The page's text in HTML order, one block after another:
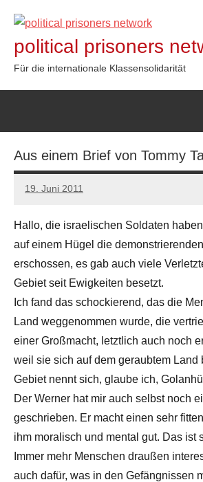
Inhalt
springen
political prisoners
Für die internationale Klassensolidarität
Aus einem Brief von Tommy
19. Juni 2011
admin
Hallo, die israelischen Soldaten
auf einem Hügel die
erschossen, es gab auch viele
Gebiet seit Ewigkeiten besetzt.
Ich fand das schockierend, das die
Land weggenommen wurde, die
einer Großmacht, letztlich auch noch
weil sie sich auf dem geraubtem Land
Gebiet nennt sich, glaube ich,
Der Werner hat mir auch selbst noch
geschrieben. Er macht einen sehr
ihm moralisch und mental gut. Das ist
Immer mehr Menschen draußen
auch dafür, was in den Gefängnissen